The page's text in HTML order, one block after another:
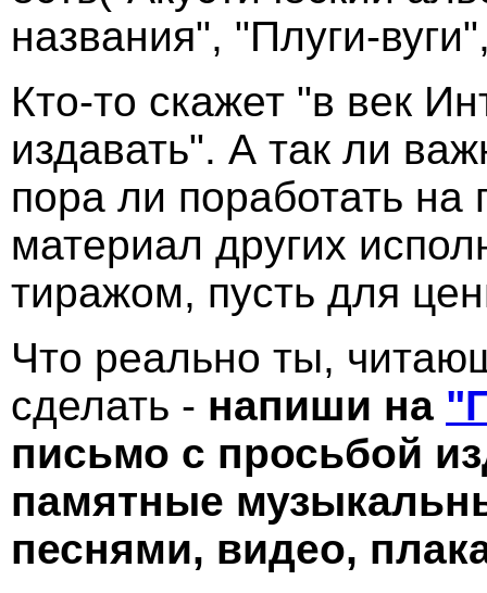
названия", "Плуги-
Кто-то скажет "в век
издавать". А так ли
пора ли поработать
материал других
тиражом, пусть для
Что реально ты,
сделать - напиши на
письмо с просьбой
памятные
песнями, видео,